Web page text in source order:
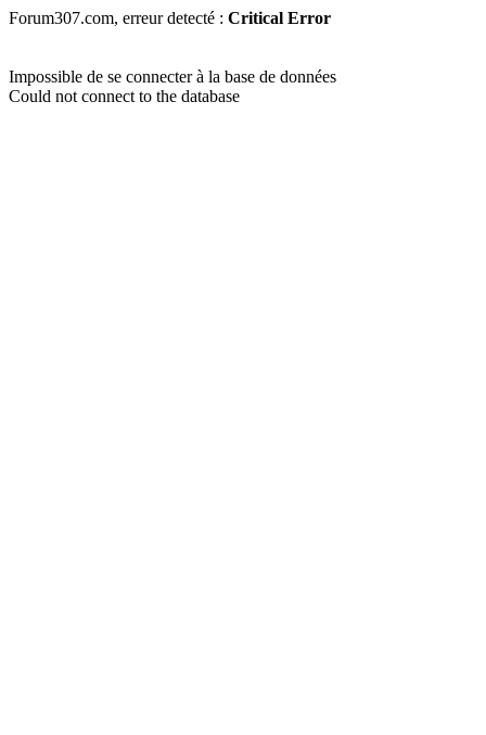
Forum307.com, erreur detecté : Critical Error
Impossible de se connecter à la base de données
Could not connect to the database